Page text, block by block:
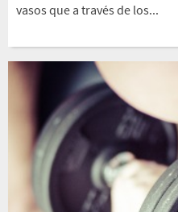
vasos que a través de los...